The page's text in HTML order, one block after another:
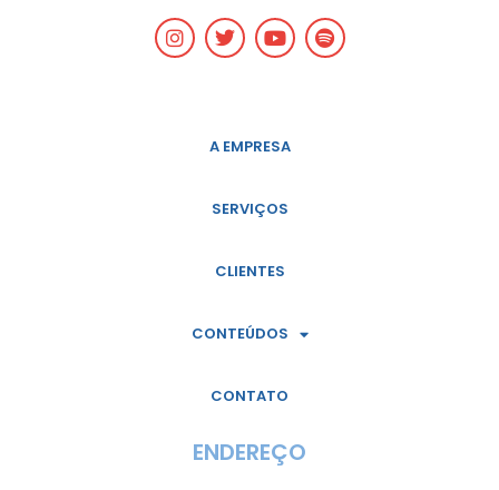
A EMPRESA
SERVIÇOS
CLIENTES
CONTEÚDOS
CONTATO
ENDEREÇO